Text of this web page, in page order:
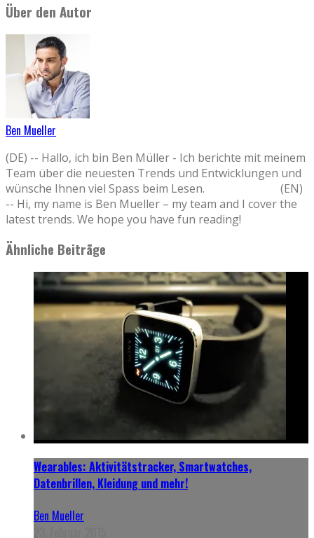
Über den Autor
Ben Mueller
(DE) -- Hallo, ich bin Ben Müller - Ich berichte mit meinem
Team über die neuesten Trends und Entwicklungen und
wünsche Ihnen viel Spass beim Lesen. (EN)
-- Hi, my name is Ben Mueller – my team and I cover the
latest trends. We hope you have fun reading!
Ähnliche Beiträge
Wearables: Aktivitätstracker, Smartwatches,
Datenbrillen, Kleidung und mehr!
Ben Mueller